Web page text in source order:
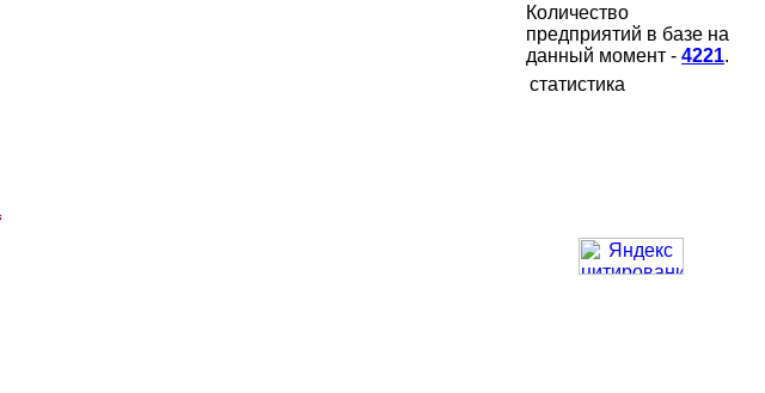
Количество
предприятий в базе на
данный момент - 4221.
статистика